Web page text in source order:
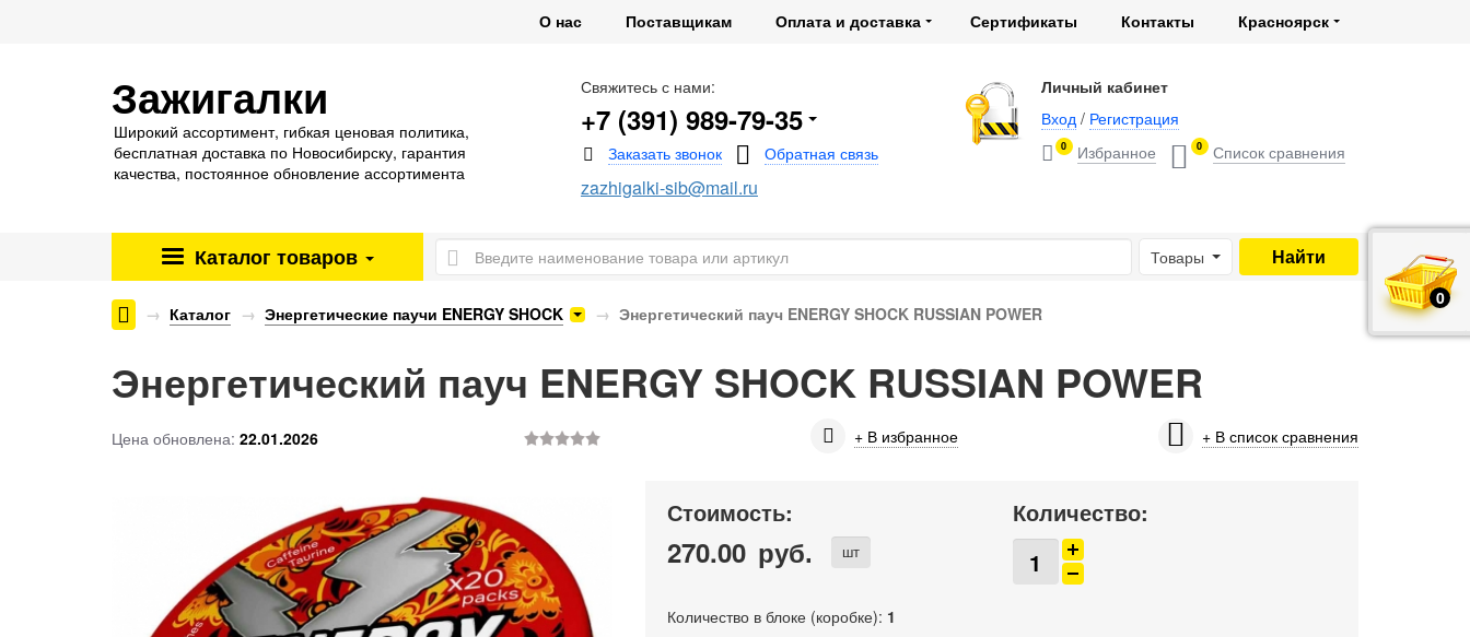
О нас Поставщикам Оплата и доставка Сертификаты Контакты Красноярск
Зажигалки
Широкий ассортимент, гибкая ценовая политика,
бесплатная доставка по Новосибирску, гарантия
качества, постоянное обновление ассортимента
Свяжитесь с нами:
+7 (391) 989-79-35
zazhigalki-sib@mail.ru
Личный кабинет
Вход / Регистрация
0 0
Каталог товаров Товары
Каталог Энергетические паучи ENERGY SHOCK Энергетический пауч ENERGY SHOCK RUSSIAN POWER
Энергетический пауч ENERGY SHOCK RUSSIAN POWER
Цена обновлена: 22.01.2026
Стоимость:
270.00 руб. шт
Количество:
Количество в блоке (коробке): 1
0
руб.